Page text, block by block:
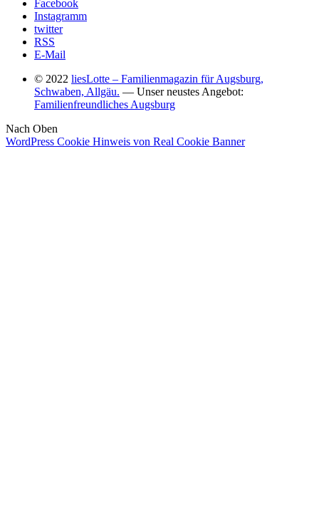
Facebook
Instagramm
twitter
RSS
E-Mail
© 2022 liesLotte – Familienmagazin für Augsburg,
Schwaben, Allgäu. — Unser neustes Angebot:
Familienfreundliches Augsburg
Nach Oben
WordPress Cookie Hinweis von Real Cookie Banner